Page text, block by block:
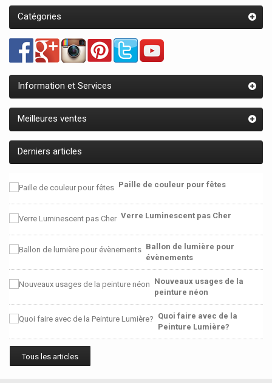
Catégories
Information et Services
Meilleures ventes
Derniers articles
Paille de couleur pour fêtes
Verre Luminescent pas Cher
Ballon de lumière pour
évènements
Nouveaux usages de la
peinture néon
Quoi faire avec de la
Peinture Lumière?
Tous les articles